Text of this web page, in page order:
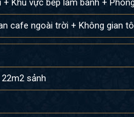
Khu vực bếp làm bánh +
cafe ngoài trời + Không gian
sảnh